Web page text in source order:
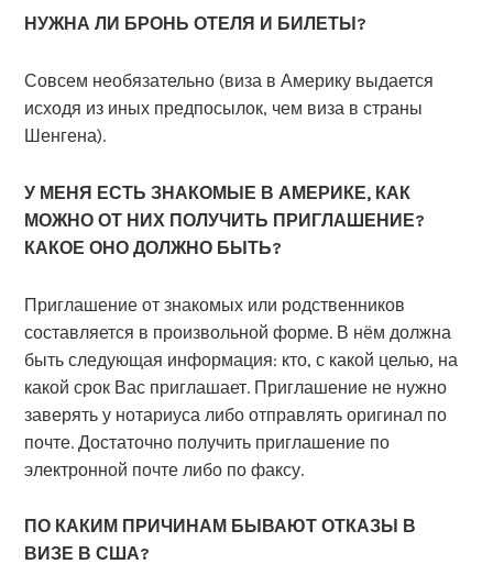
НУЖНА ЛИ БРОНЬ ОТЕЛЯ И БИЛЕТЫ?
Совсем необязательно (виза в Америку выдается
исходя из иных предпосылок, чем виза в страны
Шенгена).
У МЕНЯ ЕСТЬ ЗНАКОМЫЕ В АМЕРИКЕ, КАК
МОЖНО ОТ НИХ ПОЛУЧИТЬ ПРИГЛАШЕНИЕ?
КАКОЕ ОНО ДОЛЖНО БЫТЬ?
Приглашение от знакомых или родственников
составляется в произвольной форме. В нём должна
быть следующая информация: кто, с какой целью, на
какой срок Вас приглашает. Приглашение не нужно
заверять у нотариуса либо отправлять оригинал по
почте. Достаточно получить приглашение по
электронной почте либо по факсу.
ПО КАКИМ ПРИЧИНАМ БЫВАЮТ ОТКАЗЫ В
ВИЗЕ В США?